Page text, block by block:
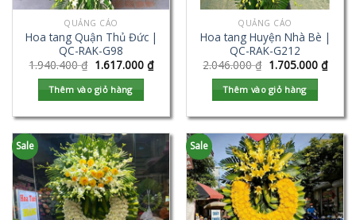
QUẢNG CÁO
Hoa tang Quận Thủ Đức |
QC-RAK-G98
1.940.400₫ 1.617.000 ₫
Thêm vào giỏ hàng
QUẢNG CÁO
Hoa tang Huyện Nhà Bè |
QC-RAK-G212
2.046.000₫ 1.705.000 ₫
Thêm vào giỏ hàng
Sale Sale